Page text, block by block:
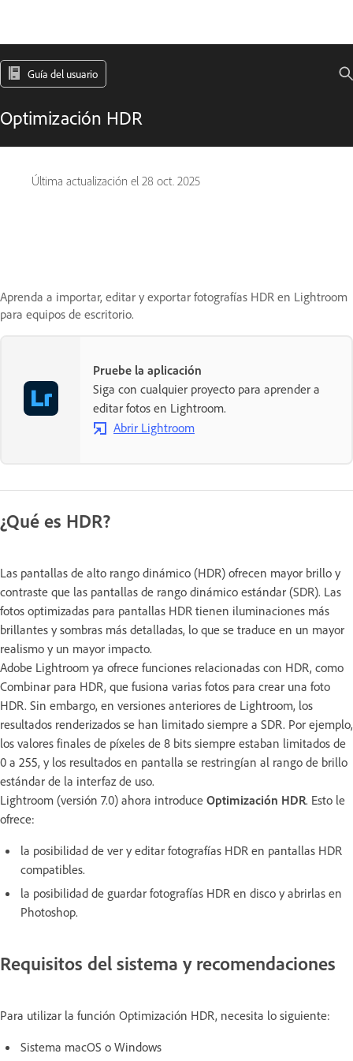
Guía del usuario
Optimización HDR
Última actualización el 28 oct. 2025
Aprenda a importar, editar y exportar fotografías HDR en Lightroom
para equipos de escritorio.
Pruebe la aplicación
Siga con cualquier proyecto para aprender a
editar fotos en Lightroom.
Abrir Lightroom
¿Qué es HDR?
Las pantallas de alto rango dinámico (HDR) ofrecen mayor brillo y
contraste que las pantallas de rango dinámico estándar (SDR). Las
fotos optimizadas para pantallas HDR tienen iluminaciones más
brillantes y sombras más detalladas, lo que se traduce en un mayor
realismo y un mayor impacto.
Adobe Lightroom ya ofrece funciones relacionadas con HDR, como
Combinar para HDR, que fusiona varias fotos para crear una foto
HDR. Sin embargo, en versiones anteriores de Lightroom, los
resultados renderizados se han limitado siempre a SDR. Por ejemplo,
los valores finales de píxeles de 8 bits siempre estaban limitados de
0 a 255, y los resultados en pantalla se restringían al rango de brillo
estándar de la interfaz de uso.
Lightroom (versión 7.0) ahora introduce Optimización HDR. Esto le
ofrece:
la posibilidad de ver y editar fotografías HDR en pantallas HDR
compatibles.
la posibilidad de guardar fotografías HDR en disco y abrirlas en
Photoshop.
Requisitos del sistema y recomendaciones
Para utilizar la función Optimización HDR, necesita lo siguiente:
Sistema macOS o Windows